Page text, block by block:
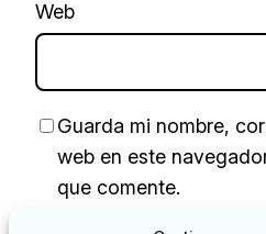
Web
Guarda mi nombre,
web en este
que comente.